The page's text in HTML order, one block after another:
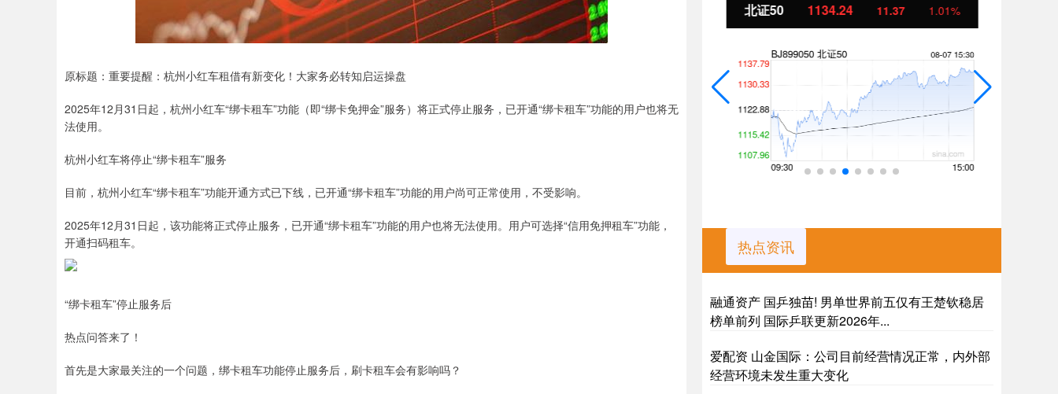
原标题：重要提醒：杭州小红车租借有新变化！大家务必转知启运操盘
2025年12月31日起，杭州小红车“绑卡租车”功能（即“绑卡免押金”服务）将正式停止服务，已开通“绑卡租车”功能的用户也将无
法使用。
杭州小红车将停止“绑卡租车”服务
目前，杭州小红车“绑卡租车”功能开通方式已下线，已开通“绑卡租车”功能的用户尚可正常使用，不受影响。
2025年12月31日起，该功能将正式停止服务，已开通“绑卡租车”功能的用户也将无法使用。用户可选择“信用免押租车”功能，
开通扫码租车。
“绑卡租车”停止服务后
热点问答来了！
首先是大家最关注的一个问题，绑卡租车功能停止服务后，刷卡租车会有影响吗？
14311.01 200.89 1.42% 沪深300 4694.44 43.13 北证50 1134.24 11.37 1.01%
热点资讯
融通资产 国乒独苗! 男单世界前五仅有王楚钦稳居
榜单前列 国际乒联更新2026年...
爱配资 山金国际：公司目前经营情况正常，内外部
经营环境未发生重大变化